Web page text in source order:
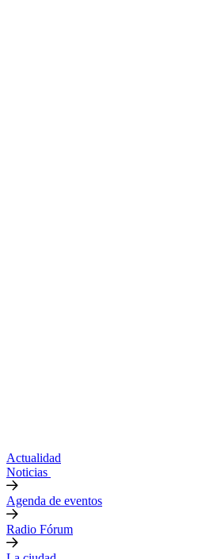
Actualidad
Noticias
Agenda de eventos
Radio Fórum